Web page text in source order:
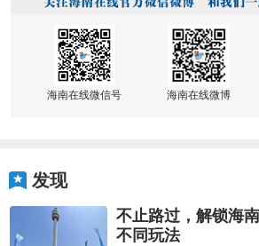
海南在线微信号 海南在线微博
发现
不止路过，解锁海
不同玩法